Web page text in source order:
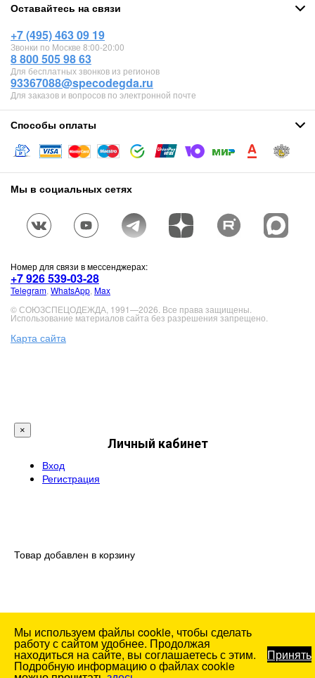
Оставайтесь на связи
+7 (495) 463 09 19
Звонки по Москве 8:00-20:00
8 800 505 98 63
Для бесплатных звонков из регионов
93367088@specodegda.ru
Для заказов и вопросов по электронной почте
Способы оплаты
Мы в социальных сетях
Номер для связи в мессенджерах:
+7 926 539-03-28
Telegram WhatsApp Max
© СОЮЗСПЕЦОДЕЖДА, 1991—2026. Все права защищены.
Использование материалов сайта без разрешения запрещено.
Карта сайта
×
Личный кабинет
Вход
Регистрация
Товар добавлен в корзину
Мы используем файлы cookie, чтобы сделать
работу с сайтом удобнее. Продолжая
находиться на сайте, вы соглашаетесь с этим.
Подробную информацию о файлах cookie
Принять